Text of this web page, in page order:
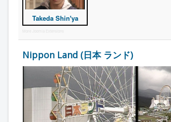
Takeda Shin'ya
More Joomla Extensions
Nippon Land (日本 ランド)